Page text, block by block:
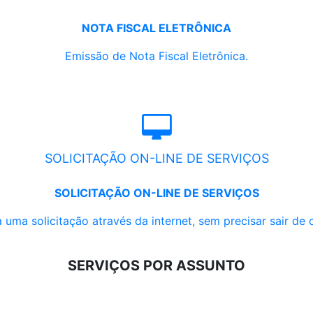
NOTA FISCAL ELETRÔNICA
Emissão de Nota Fiscal Eletrônica.
SOLICITAÇÃO ON-LINE DE SERVIÇOS
SOLICITAÇÃO ON-LINE DE SERVIÇOS
uma solicitação através da internet, sem precisar sair de
SERVIÇOS POR ASSUNTO